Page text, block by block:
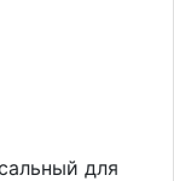
для